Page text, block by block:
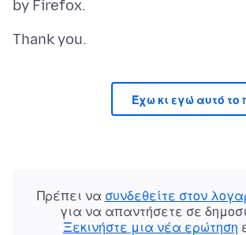
Έχω κι εγώ αυτό
Πρέπει να συνδεθείτε στον
για να απαντήσετε σε
Ξεκινήστε μια νέα ερώτηση